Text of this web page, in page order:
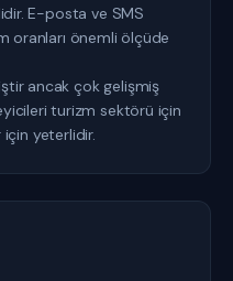
E-posta ve SMS
oranları önemli ölçüde
ancak çok gelişmiş
turizm sektörü için
için yeterlidir.